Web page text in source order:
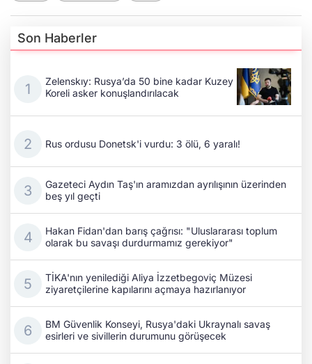
Son Haberler
Zelenskıy: Rusya’da 50 bine kadar Kuzey
Koreli asker konuşlandırılacak
Rus ordusu Donetsk'i vurdu: 3 ölü, 6 yaralı!
Gazeteci Aydın Taş'ın aramızdan ayrılışının üzerinden
beş yıl geçti
Hakan Fidan'dan barış çağrısı: "Uluslararası toplum
olarak bu savaşı durdurmamız gerekiyor"
TİKA'nın yenilediği Aliya İzzetbegoviç Müzesi
ziyaretçilerine kapılarını açmaya hazırlanıyor
BM Güvenlik Konseyi, Rusya'daki Ukraynalı savaş
esirleri ve sivillerin durumunu görüşecek